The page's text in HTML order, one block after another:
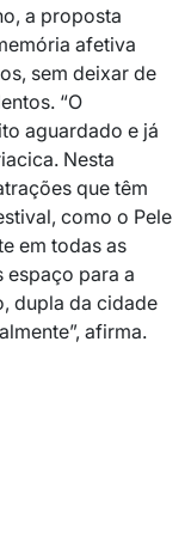
a proposta
afetiva
sem deixar de
“O
aguardado e já
Nesta
que têm
como o Pele
em todas as
espaço para a
dupla da cidade
afirma.